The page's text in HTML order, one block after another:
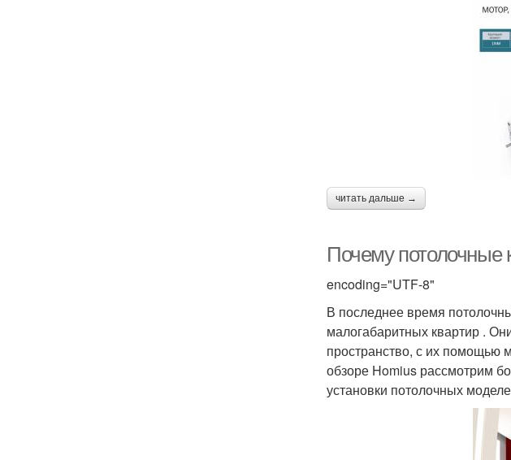
читать дальше →
Почему потолочные
encoding="UTF-8"
В последнее время
малогабаритных квартир .
пространство, с их помощью
обзоре Homius рассмотрим
установки потолочных